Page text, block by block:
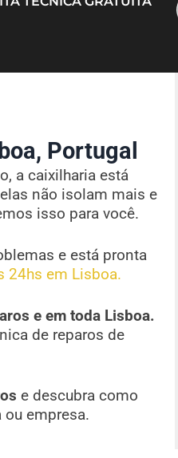
Portugal
a caixilharia está
não isolam mais e
isso para você.
e está pronta
24hs em Lisboa.
e em toda Lisboa.
de reparos de
e descubra como
empresa.